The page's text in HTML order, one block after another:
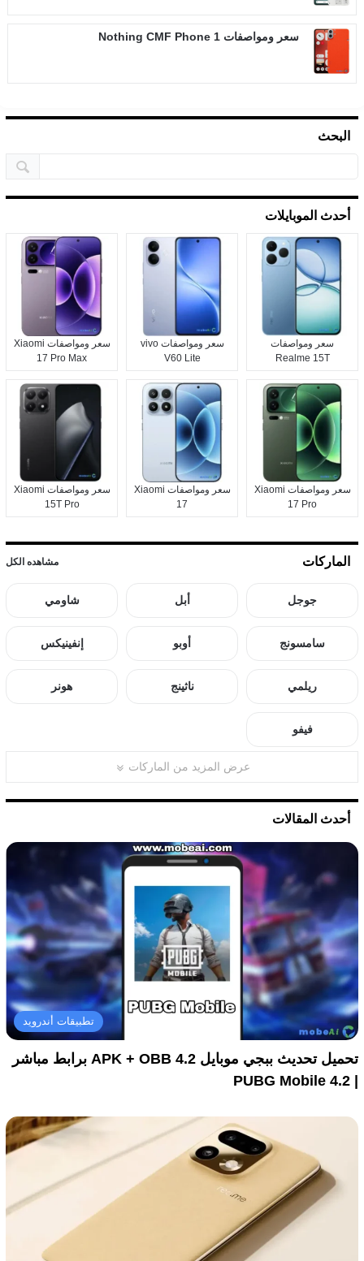
سعر ومواصفات Nothing CMF Phone 1
البحث
أحدث الموبايلات
سعر ومواصفات
Realme 15T
سعر ومواصفات vivo
V60 Lite
سعر ومواصفات Xiaomi
17 Pro Max
سعر ومواصفات Xiaomi
17 Pro
سعر ومواصفات Xiaomi
17
سعر ومواصفات Xiaomi
15T Pro
الماركات مشاهده الكل
جوجل أبل شاومي
سامسونج أوبو إنفينيكس
ريلمي ناثينج هونر
فيفو
عرض المزيد من الماركات
أحدث المقالات
تطبيقات أندرويد
تحميل تحديث ببجي موبايل 4.2 APK + OBB برابط مباشر
| PUBG Mobile 4.2